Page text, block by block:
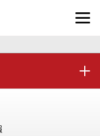
転職ならパチンコヒーロ